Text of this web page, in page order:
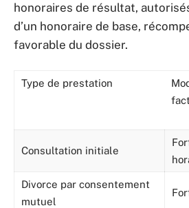
honoraires de résultat,
d’un honoraire de base,
favorable du dossier.
Type de prestation
Consultation initiale
Divorce par consentement
mutuel